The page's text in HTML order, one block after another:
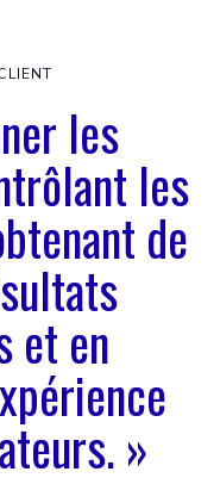
les
les
de
et en
»